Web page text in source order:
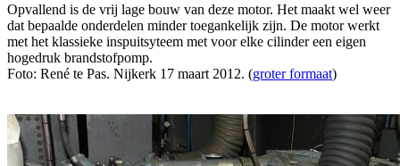
Opvallend is de vrij lage bouw van deze motor. Het maakt wel weer
dat bepaalde onderdelen minder toegankelijk zijn. De motor werkt
met het klassieke inspuitsyteem met voor elke cilinder een eigen
hogedruk brandstofpomp.
Foto: René te Pas. Nijkerk 17 maart 2012. (groter formaat)